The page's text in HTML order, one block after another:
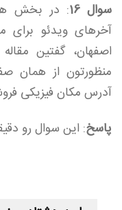
سوال 16
آخرهای ویدئو برای
اصفهان، گفتین
منظورتون از همان
آدرس مکان فیزیکی
پاسخ: این سوال رو